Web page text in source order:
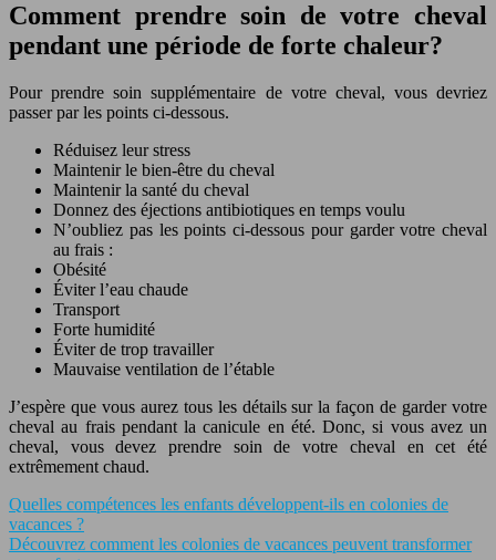
Comment prendre soin de votre cheval
pendant une période de forte chaleur?
Pour prendre soin supplémentaire de votre cheval, vous devriez
passer par les points ci-dessous.
Réduisez leur stress
Maintenir le bien-être du cheval
Maintenir la santé du cheval
Donnez des éjections antibiotiques en temps voulu
N’oubliez pas les points ci-dessous pour garder votre cheval
au frais :
Obésité
Éviter l’eau chaude
Transport
Forte humidité
Éviter de trop travailler
Mauvaise ventilation de l’étable
J’espère que vous aurez tous les détails sur la façon de garder votre
cheval au frais pendant la canicule en été. Donc, si vous avez un
cheval, vous devez prendre soin de votre cheval en cet été
extrêmement chaud.
Quelles compétences les enfants développent-ils en colonies de
vacances ?
Découvrez comment les colonies de vacances peuvent transformer